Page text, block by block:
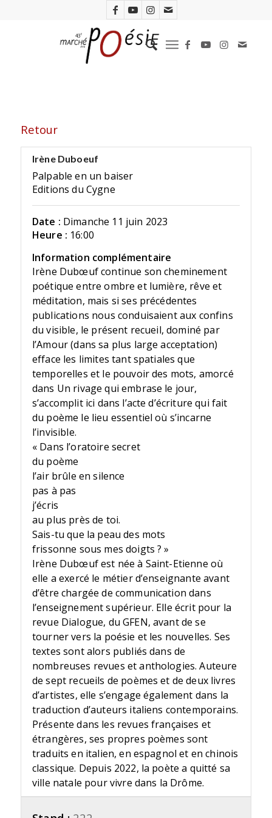
Retour
Irène Duboeuf
Palpable en un baiser
Editions du Cygne
Date : Dimanche 11 juin 2023
Heure : 16:00
Information complémentaire
Irène Dubœuf continue son cheminement
poétique entre ombre et lumière, rêve et
méditation, mais si ses précédentes
publications nous conduisaient aux confins
du visible, le présent recueil, dominé par
l’Amour (dans sa plus large acceptation)
efface les limites tant spatiales que
temporelles et le pouvoir des mots, amorcé
dans Un rivage qui embrase le jour,
s’accomplit ici dans l’acte d’écriture qui fait
du poème le lieu essentiel où s’incarne
l’invisible.
« Dans l’oratoire secret
du poème
l’air brûle en silence
pas à pas
j’écris
au plus près de toi.
Sais-tu que la peau des mots
frissonne sous mes doigts ? »
Irène Dubœuf est née à Saint-Etienne où
elle a exercé le métier d’enseignante avant
d’être chargée de communication dans
l’enseignement supérieur. Elle écrit pour la
revue Dialogue, du GFEN, avant de se
tourner vers la poésie et les nouvelles. Ses
textes sont alors publiés dans de
nombreuses revues et anthologies. Auteure
de sept recueils de poèmes et de deux livres
d’artistes, elle s’engage également dans la
traduction d’auteurs italiens contemporains.
Présente dans les revues françaises et
étrangères, ses propres poèmes sont
traduits en italien, en espagnol et en chinois
classique. Depuis 2022, la poète a quitté sa
ville natale pour vivre dans la Drôme.